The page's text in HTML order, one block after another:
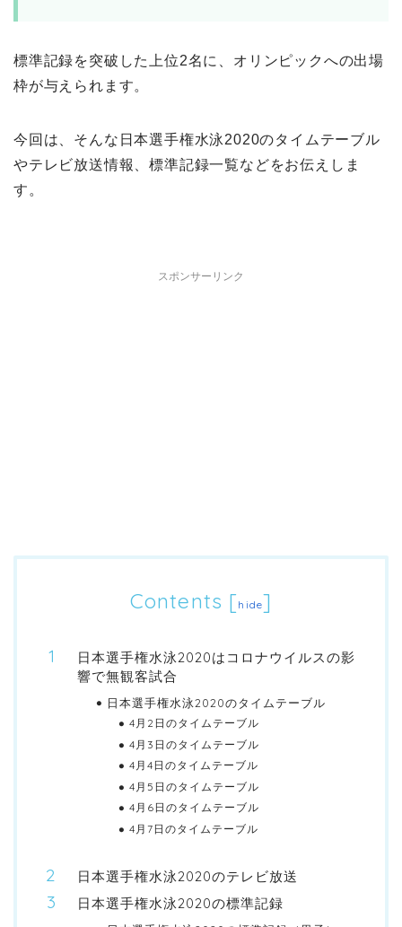
標準記録を突破した上位2名に、オリンピックへの出場
枠が与えられます。
今回は、そんな日本選手権水泳2020のタイムテーブル
やテレビ放送情報、標準記録一覧などをお伝えしま
す。
スポンサーリンク
Contents [hide]
日本選手権水泳2020はコロナウイルスの影
響で無観客試合
日本選手権水泳2020のタイムテーブル
4月2日のタイムテーブル
4月3日のタイムテーブル
4月4日のタイムテーブル
4月5日のタイムテーブル
4月6日のタイムテーブル
4月7日のタイムテーブル
日本選手権水泳2020のテレビ放送
日本選手権水泳2020の標準記録